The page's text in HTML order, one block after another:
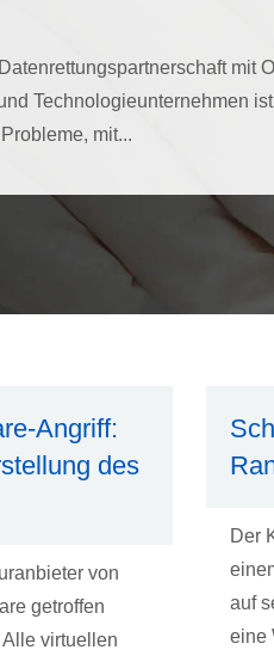
mit
Technologieunternehmen
mit...
Angriff:
des
von
getroffen
virtuellen
Der
auf
eine